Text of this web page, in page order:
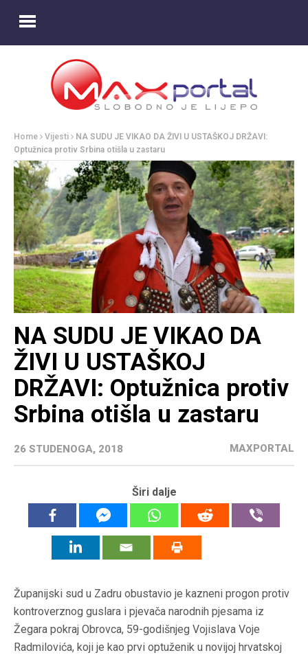
Home Vijesti
NA SUDU JE VIKAO DA ŽIVI U USTAŠKOJ DRŽAVI:
Optužnica protiv Srbina otišla u zastaru
NA SUDU JE VIKAO DA
ŽIVI U USTAŠKOJ
DRŽAVI: Optužnica protiv
Srbina otišla u zastaru
26 STUDENOGA, 2018 MAXPORTAL
Širi dalje
Županijski sud u Zadru obustavio je kazneni progon protiv
kontroverznog guslara i pjevača narodnih pjesama iz
Žegara pokraj Obrovca, 59-godišnjeg Vojislava Voje
Radmilovića, koji je kao prvi optuženik u novijoj hrvatskoj